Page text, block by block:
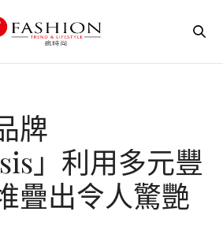
牌
」利用多元豐
疊出令人驚艷